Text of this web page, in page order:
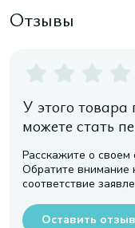
Отзывы
У этого товара
можете стать
Расскажите о своем
Обратите внимание
соответствие
Оставить отзыв